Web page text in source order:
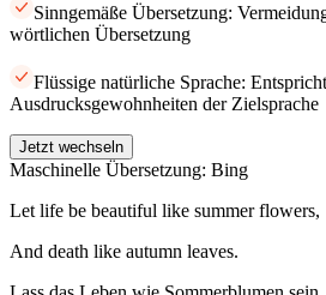
Sinngemäße Übersetzung:
wörtlichen Übersetzung
Flüssige natürliche Sprache:
Ausdrucksgewohnheiten der Zielsprache
Jetzt wechseln
Maschinelle Übersetzung: Bing
Let life be beautiful like summer flowers,
And death like autumn leaves.